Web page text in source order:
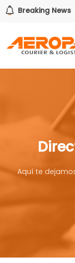
Breaking News
también tiene sus
Aquí te